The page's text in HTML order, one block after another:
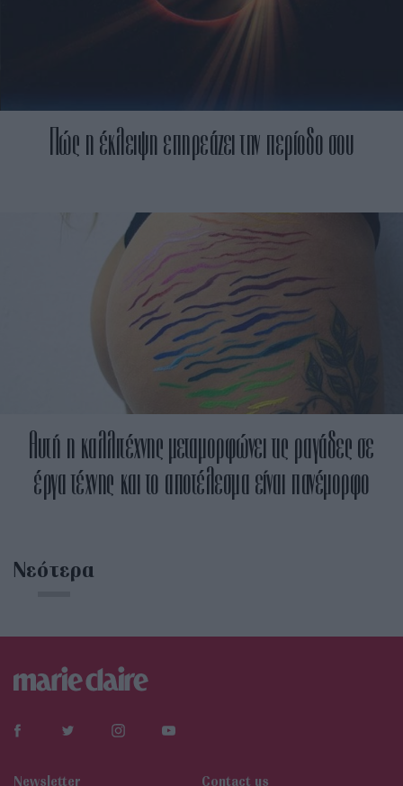
Πώς η έκλειψη επηρεάζει την περίοδο σου
Αυτή η καλλιτέχνης μεταμορφώνει τις ραγάδες σε
έργα τέχνης και το αποτέλεσμα είναι πανέμορφο
Νεότερα
Newsletter Contact us